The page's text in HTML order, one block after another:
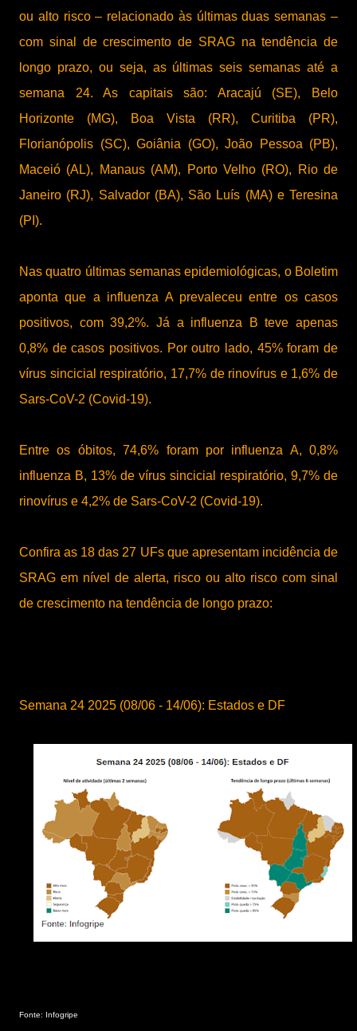
ou alto risco – relacionado às últimas duas semanas –
com sinal de crescimento de SRAG na tendência de
longo prazo, ou seja, as últimas seis semanas até a
semana 24. As capitais são: Aracajú (SE), Belo
Horizonte (MG), Boa Vista (RR), Curitiba (PR),
Florianópolis (SC), Goiânia (GO), João Pessoa (PB),
Maceió (AL), Manaus (AM), Porto Velho (RO), Rio de
Janeiro (RJ), Salvador (BA), São Luís (MA) e Teresina
(PI).
Nas quatro últimas semanas epidemiológicas, o Boletim
aponta que a influenza A prevaleceu entre os casos
positivos, com 39,2%. Já a influenza B teve apenas
0,8% de casos positivos. Por outro lado, 45% foram de
vírus sincicial respiratório, 17,7% de rinovírus e 1,6% de
Sars-CoV-2 (Covid-19).
Entre os óbitos, 74,6% foram por influenza A, 0,8%
influenza B, 13% de vírus sincicial respiratório, 9,7% de
rinovírus e 4,2% de Sars-CoV-2 (Covid-19).
Confira as 18 das 27 UFs que apresentam incidência de
SRAG em nível de alerta, risco ou alto risco com sinal
de crescimento na tendência de longo prazo:
Semana 24 2025 (08/06 - 14/06): Estados e DF
Fonte: Infogripe